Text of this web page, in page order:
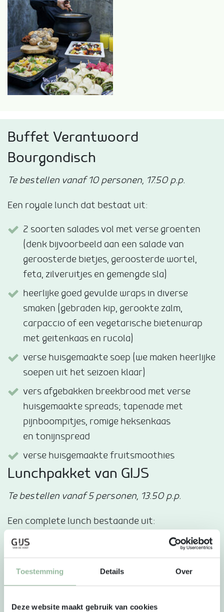
Toestemming Details Over
Deze website maakt gebruik van cookies
Buffet Verantwoord
Bourgondisch
Te bestellen vanaf 10 personen, 17.50 p.p.
Een royale lunch dat bestaat uit:
2 soorten salades vol met verse groenten
(denk bijvoorbeeld aan een salade van
geroosterde bietjes, geroosterde wortel,
feta, zilveruitjes en gemengde sla)
heerlijke goed gevulde wraps in diverse
smaken (gebraden kip, gerookte zalm,
carpaccio of een vegetarische bietenwrap
met geitenkaas en rucola)
verse huisgemaakte soep (we maken heerlijke
soepen uit het seizoen klaar)
vers afgebakken breekbrood met verse
huisgemaakte spreads; tapenade met
pijnboompitjes, romige heksenkaas
en tonijnspread
verse huisgemaakte fruitsmoothies
Lunchpakket van GIJS
Te bestellen vanaf 5 personen, 13.50 p.p.
Een complete lunch bestaande uit:
Een luxe en royale saladebowl
Flesje huisgemaakte fruitsmoothie
Een lekker stuk fruit